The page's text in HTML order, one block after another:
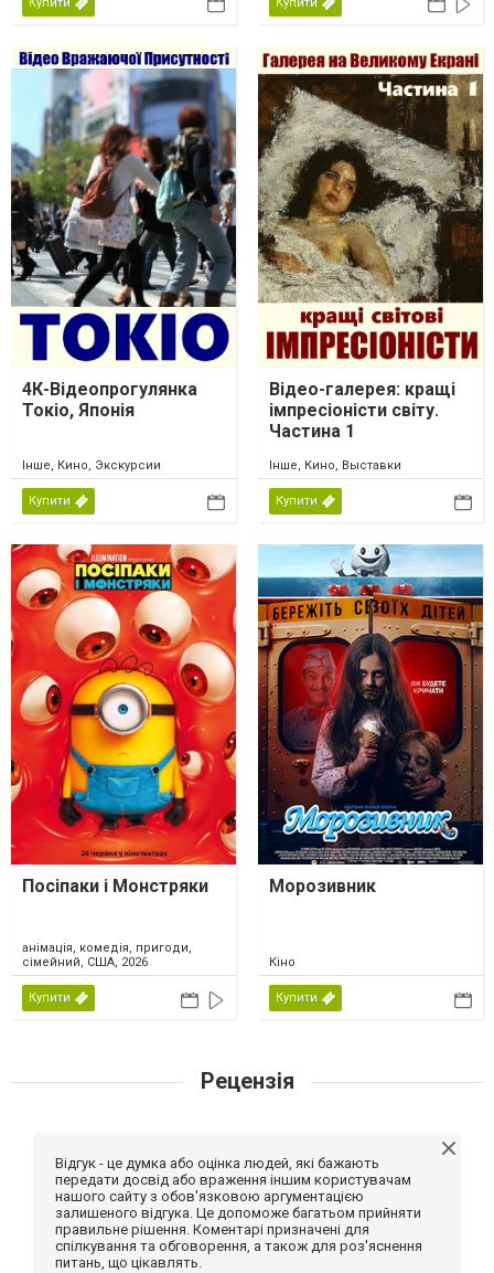
4К-Відеопрогулянка
Токіо, Японія
Інше, Кино, Экскурсии
Купити
Відео-галерея: кращі
імпресіоністи світу.
Частина 1
Інше, Кино, Выставки
Купити
Посіпаки і Монстряки
анімація, комедія, пригоди,
сімейний, США, 2026
Купити
Морозивник
Кіно
Купити
Рецензія
Відгук - це думка або оцінка людей, які бажають
передати досвід або враження іншим користувачам
нашого сайту з обов'язковою аргументацією
залишеного відгука. Це допоможе багатьом прийняти
правильне рішення. Коментарі призначені для
спілкування та обговорення, а також для роз'яснення
питань, що цікавлять.